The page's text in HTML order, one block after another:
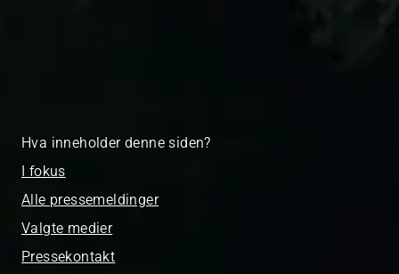
Hva inneholder denne siden?
I fokus
Alle pressemeldinger
Valgte medier
Pressekontakt